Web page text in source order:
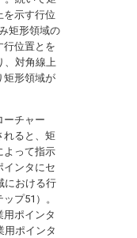
を示す行位
矩形領域の
行位置とを
、対角線上
矩形領域が
ーチャー
れると、矩
よって指示
インタにセ
における行
プ51）。
ポインタ
用ポインタ